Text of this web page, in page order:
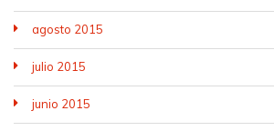
agosto 2015
julio 2015
junio 2015